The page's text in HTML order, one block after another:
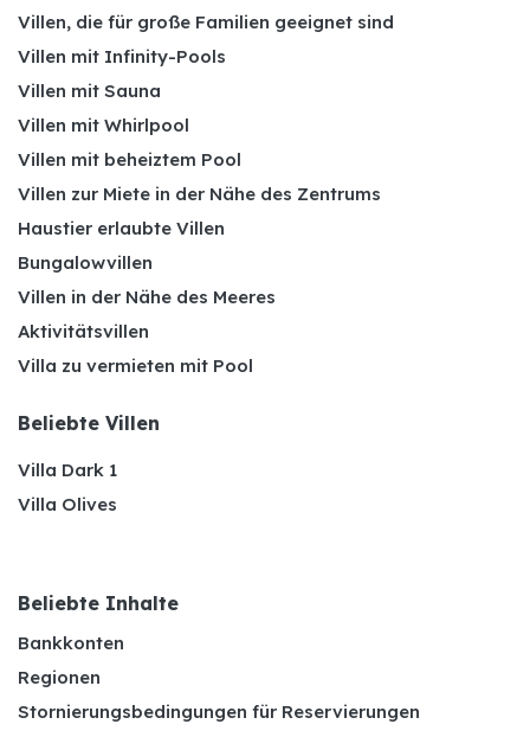
Villen, die für große Familien geeignet sind
Villen mit Infinity-Pools
Villen mit Sauna
Villen mit Whirlpool
Villen mit beheiztem Pool
Villen zur Miete in der Nähe des Zentrums
Haustier erlaubte Villen
Bungalowvillen
Villen in der Nähe des Meeres
Aktivitätsvillen
Villa zu vermieten mit Pool
Beliebte Villen
Villa Dark 1
Villa Olives
Beliebte Inhalte
Bankkonten
Regionen
Stornierungsbedingungen für Reservierungen